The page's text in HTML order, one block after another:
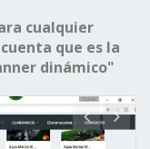
cualquier
que es la
dinámico"